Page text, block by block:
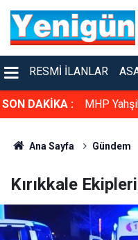
RESMI İLANLAR
SON DAKİKA :
tazeledi! Konser
Ana Sayfa Gündem
Kırıkkale